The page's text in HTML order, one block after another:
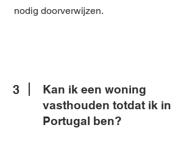
nodig doorverwijzen.
3
Kan ik een woning
vasthouden totdat ik in
Portugal ben?